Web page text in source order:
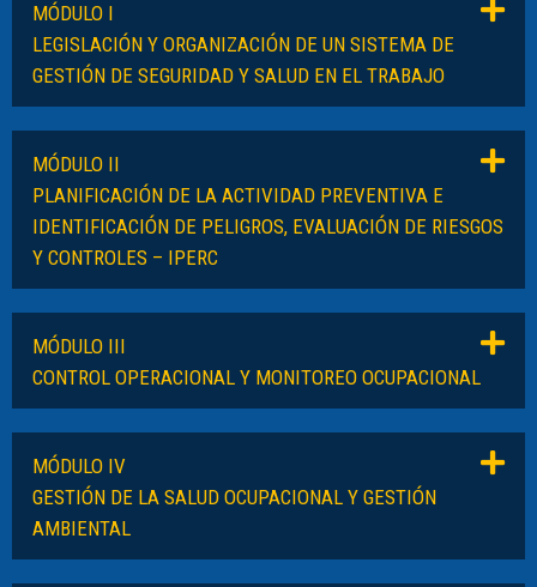
MÓDULO I
LEGISLACIÓN Y ORGANIZACIÓN DE UN SISTEMA DE
GESTIÓN DE SEGURIDAD Y SALUD EN EL TRABAJO
MÓDULO II
PLANIFICACIÓN DE LA ACTIVIDAD PREVENTIVA E
IDENTIFICACIÓN DE PELIGROS, EVALUACIÓN DE RIESGOS
Y CONTROLES – IPERC
MÓDULO III
CONTROL OPERACIONAL Y MONITOREO OCUPACIONAL
MÓDULO IV
GESTIÓN DE LA SALUD OCUPACIONAL Y GESTIÓN
AMBIENTAL